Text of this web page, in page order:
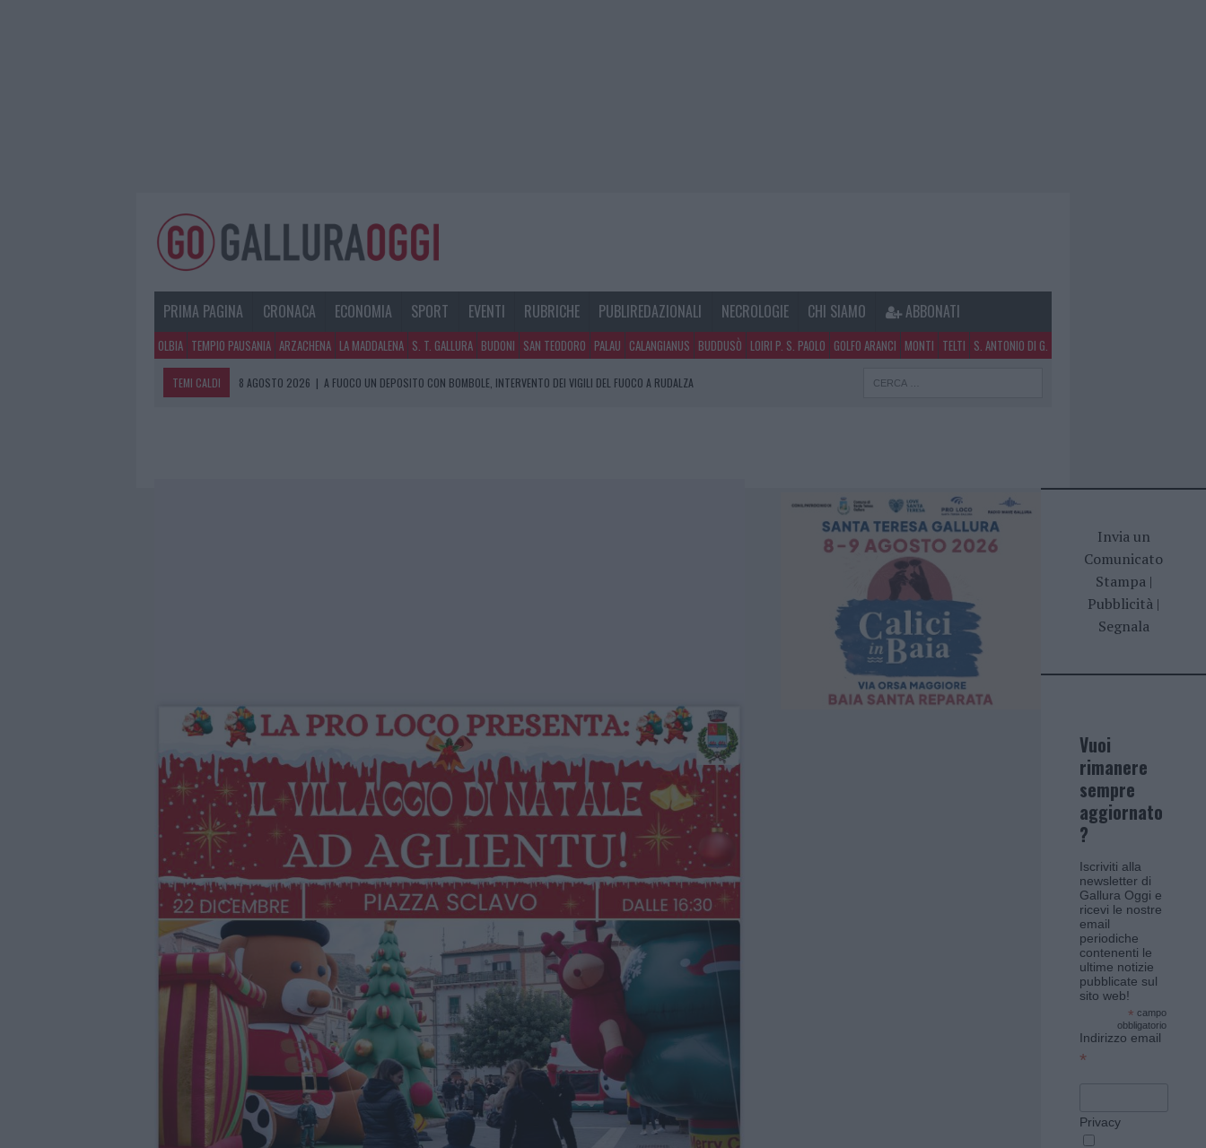
PRIMA PAGINA CRONACA ECONOMIA SPORT EVENTI RUBRICHE PUBLIREDAZIONALI NECROLOGIE CHI SIAMO ABBONATI
OLBIA TEMPIO PAUSANIA ARZACHENA LA MADDALENA S. T. GALLURA BUDONI SAN TEODORO PALAU CALANGIANUS BUDDUSÒ LOIRI P. S. PAOLO GOLFO ARANCI MONTI TELTI S. ANTONIO DI G.
TEMI CALDI 8 AGOSTO 2026 | A FUOCO UN DEPOSITO CON BOMBOLE, INTERVENTO DEI VIGILI DEL FUOCO A RUDALZA
Invia un
Comunicato
Stampa|
Pubblicità |
Segnala
Vuoi
rimanere
sempre
aggiornato
?
Iscriviti alla
newsletter di
Gallura Oggi e
ricevi le nostre
email
periodiche
contenenti le
ultime notizie
pubblicate sul
sito web!
* campo
obbligatorio
Indirizzo email
*
Privacy